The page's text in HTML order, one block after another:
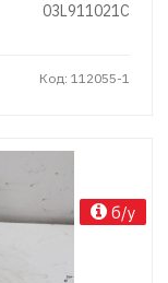
03L911021C
Код: 112055-1
б/у